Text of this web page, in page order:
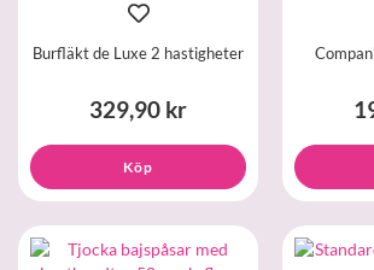
Burfläkt de Luxe 2 hastigheter
329,90 kr
Köp